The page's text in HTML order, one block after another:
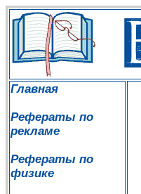
Главная
Рефераты по
рекламе
Рефераты по
физике